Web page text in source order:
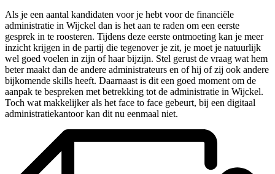
Als je een aantal kandidaten voor je hebt voor de financiële
administratie in Wijckel dan is het aan te raden om een eerste
gesprek in te roosteren. Tijdens deze eerste ontmoeting kan je meer
inzicht krijgen in de partij die tegenover je zit, je moet je natuurlijk
wel goed voelen in zijn of haar bijzijn. Stel gerust de vraag wat hem
beter maakt dan de andere administrateurs en of hij of zij ook andere
bijkomende skills heeft. Daarnaast is dit een goed moment om de
aanpak te bespreken met betrekking tot de administratie in Wijckel.
Toch wat makkelijker als het face to face gebeurt, bij een digitaal
administratiekantoor kan dit nu eenmaal niet.